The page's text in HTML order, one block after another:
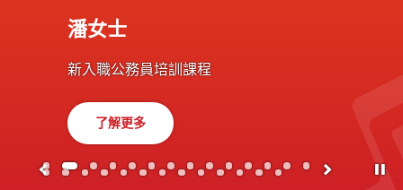
潘女士
新入職公務員培訓課程
了解更多
按下